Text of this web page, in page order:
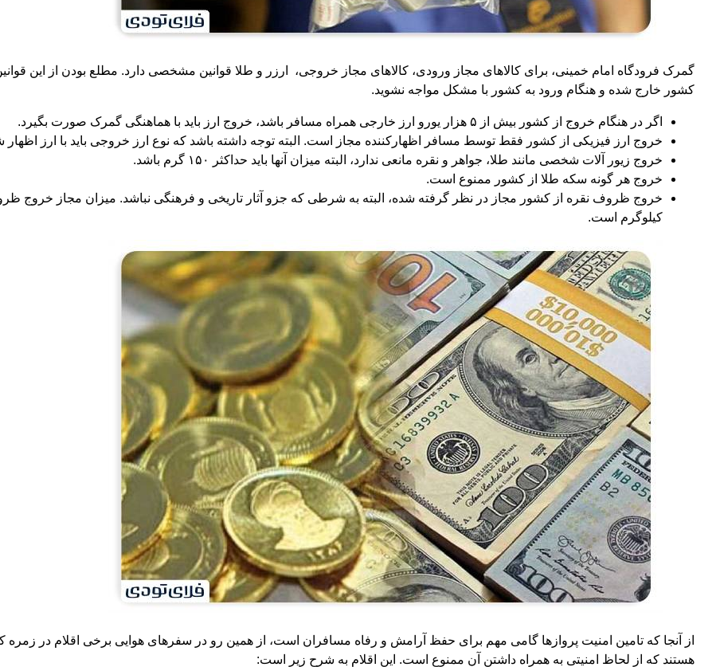
گمرک فرودگاه امام خمینی، برای کالاهای مجاز ورودی، کالاهای مجاز خروجی، ارزر و طلا قوانین مشخصی دارد. مطلع بودن از این
کشور خارج شده و هنگام ورود به کشور با مشکل مواجه نشوید.
اگر در هنگام خروج از کشور بیش از ۵ هزار یورو ارز خارجی همراه مسافر باشد، خروج ارز باید با هماهنگی گمرک صورت بگیرد.
خروج ارز فیزیکی از کشور فقط توسط مسافر اظهارکننده مجاز است. البته توجه داشته باشد که نوع ارز خروجی باید با ارز اظهار
خروج زیور آلات شخصی مانند طلا، جواهر و نقره مانعی ندارد، البته میزان آنها باید حداکثر ۱۵۰ گرم باشد.
خروج هر گونه سکه طلا از کشور ممنوع است.
کیلوگرم است.
از آنجا که تامین امنیت پروازها گامی مهم برای حفظ آرامش و رفاه مسافران است، از همین رو در سفرهای هوایی برخی اقلام در زمره
هستند که از لحاظ امنیتی به همراه داشتن آن ممنوع است. این اقلام به شرح زیر است: